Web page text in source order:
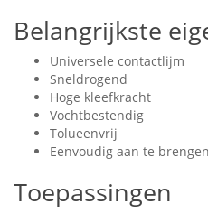
Belangrijkste
Universele contactlijm
Sneldrogend
Hoge kleefkracht
Vochtbestendig
Tolueenvrij
Eenvoudig aan te brengen
Toepassingen